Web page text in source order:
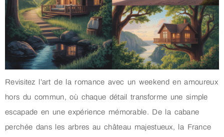
Revisitez l’art de la romance avec un weekend en amoureux
hors du commun, où chaque détail transforme une simple
escapade en une expérience mémorable. De la cabane
perchée dans les arbres au château majestueux, la France